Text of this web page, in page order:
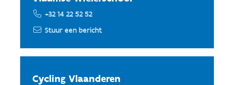
+32 14 22 52 52
Stuur een bericht
Cycling Vlaanderen